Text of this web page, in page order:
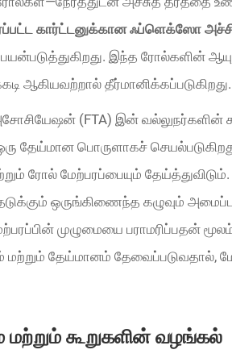
கார்ட்டனுக்கான ஃப்ளெக்ஸோ
இந்த ரோல்களின்
ஆகியவற்றால் தீர்மானிக்கப்படுகிறது.
(FTA) இன் வல்லுநர்களின்
தேய்மான பொருளாகச்
ரோல் மேற்பரப்பையும்
ஒருங்கிணைந்த கழுவும்
முழுமையை பராமரிப்பதன்
மற்றும் தேய்மானம்
கூறுகளின் வழங்கல்